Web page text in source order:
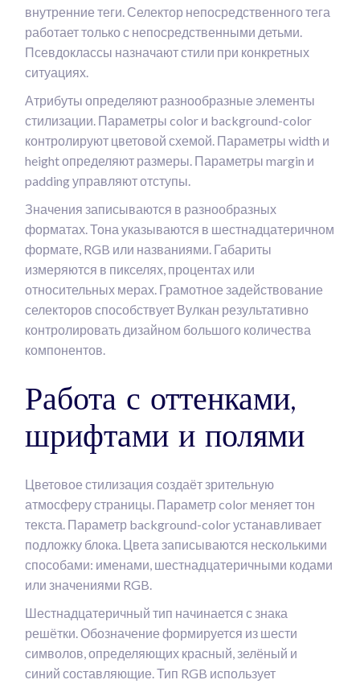
внутренние теги. Селектор непосредственного тега
работает только с непосредственными детьми.
Псевдоклассы назначают стили при конкретных
ситуациях.
Атрибуты определяют разнообразные элементы
стилизации. Параметры color и background-color
контролируют цветовой схемой. Параметры width и
height определяют размеры. Параметры margin и
padding управляют отступы.
Значения записываются в разнообразных
форматах. Тона указываются в шестнадцатеричном
формате, RGB или названиями. Габариты
измеряются в пикселях, процентах или
относительных мерах. Грамотное задействование
селекторов способствует Вулкан результативно
контролировать дизайном большого количества
компонентов.
Работа с оттенками,
шрифтами и полями
Цветовое стилизация создаёт зрительную
атмосферу страницы. Параметр color меняет тон
текста. Параметр background-color устанавливает
подложку блока. Цвета записываются несколькими
способами: именами, шестнадцатеричными кодами
или значениями RGB.
Шестнадцатеричный тип начинается с знака
решётки. Обозначение формируется из шести
символов, определяющих красный, зелёный и
синий составляющие. Тип RGB использует